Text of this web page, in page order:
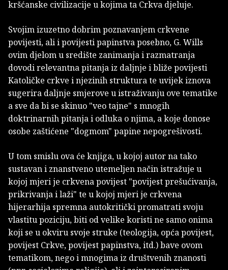
kršćanske civilizacije u kojima ta Crkva djeluje.
Svojim izuzetno dobrim poznavanjem crkvene
povijesti, ali i povijesti papinstva posebno, G. Wills
ovim djelom u središte zanimanja i razmatranja
dovodi relevantna pitanja iz daljnje i bliže povijesti
Katoličke crkve i njezinih struktura te uvijek iznova
sugerira daljnje smjerove u istraživanju ove tematike
a sve da bi se skinuo "veo tajne" s mnogih
doktrinarnih pitanja i odluka o njima, a koje donose
osobe zaštićene "dogmom" papine nepogrešivosti.
U tom smislu ova će knjiga, u kojoj autor na tako
sustavan i znanstveno utemeljen način istražuje u
kojoj mjeri je crkvena povijest "povijest prešućivanja,
prikrivanja i laži" te u kojoj mjeri je crkvena
hijerarhija spremna autokritički promatrati svoju
vlastitu poziciju, biti od velike koristi ne samo onima
koji se u okviru svoje struke (teologija, opća povijest,
povijest Crkve, povijest papinstva, itd.) bave ovom
tematikom, nego i mnogima iz društvenih znanosti